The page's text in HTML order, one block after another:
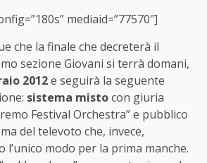
mediaid=”77570″]
che la finale che decreterà il
sezione Giovani si terrà domani,
2012e seguirà la seguente
sistema mistocon giuria
Festival Orchestra” e pubblico
del televoto che, invece,
l’unico modo per la prima manche.